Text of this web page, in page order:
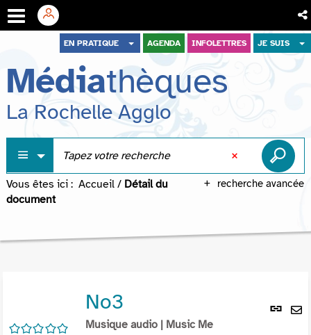
menu
contenu
recherche
EN PRATIQUE AGENDA INFOLETTRES JE SUIS
Médiathèques
La Rochelle Agglo
recherche avancée
Vous êtes ici : Accueil / Détail du
document
Lien
/5
No3
Musique audio | Music Me